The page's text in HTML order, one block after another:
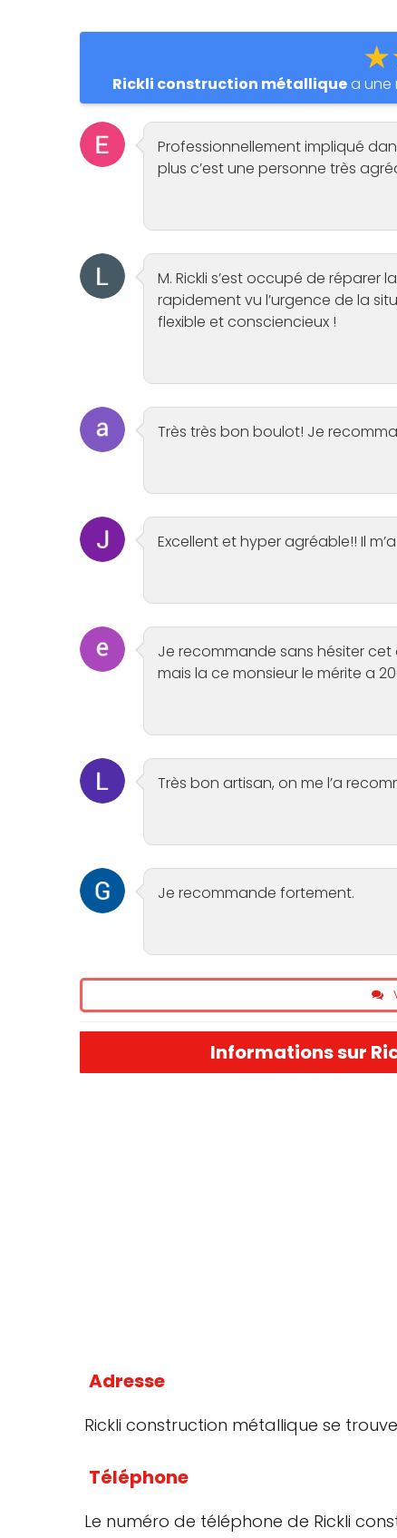
Rickli construction métalliquea une
Professionnellement impliqué
plus c’est une personne très
M. Rickli s’est occupé de réparer
rapidement vu l’urgence de la
flexible et consciencieux !
Très très bon boulot! Je
Excellent et hyper agréable!! Il
Je recommande sans hésiter cet
mais la ce monsieur le mérite a
Très bon artisan, on me l’a
Je recommande fortement.
Informations sur
Adresse
Rickli construction métallique se
Téléphone
Le numéro de téléphone de Rickli